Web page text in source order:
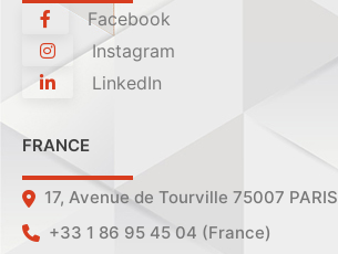
Facebook
Instagram
LinkedIn
FRANCE
17, Avenue de Tourville 75007 PARIS
+33 1 86 95 45 04 (France)